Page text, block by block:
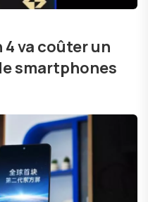
4 va coûter un
smartphones